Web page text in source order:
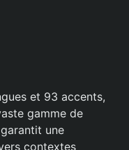
et 93 accents,
gamme de
une
contextes